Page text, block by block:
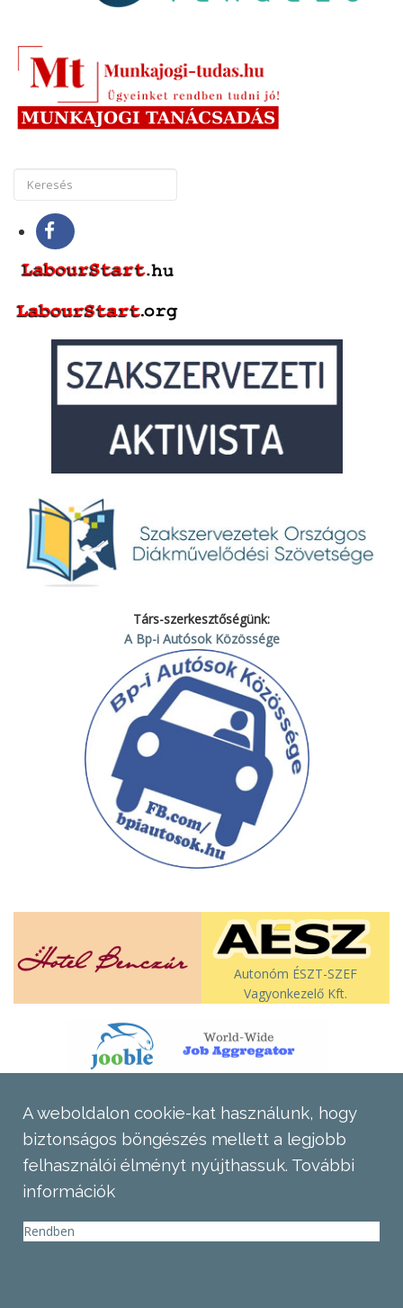
Társ-szerkesztőségünk:
A Bp-i Autósok Közössége
Autonóm ÉSZT-SZEF
Vagyonkezelő Kft.
A weboldalon cookie-kat használunk, hogy
biztonságos böngészés mellett a legjobb
felhasználói élményt nyújthassuk. További
információk
Rendben